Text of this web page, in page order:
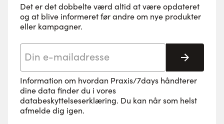
Det er det dobbelte værd altid at være opdateret
og at blive informeret før andre om nye produkter
eller kampagner.
Tilmeld
Information om hvordan Praxis/7days håndterer
dine data finder du i vores
databeskyttelseserklæring. Du kan når som helst
afmelde dig igen.